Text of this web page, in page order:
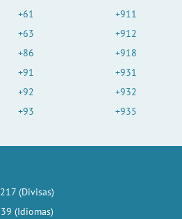
+61
+63
+86
+91
+92
+93
+911
+912
+918
+931
+932
+935
(Divisas)
(Idiomas)